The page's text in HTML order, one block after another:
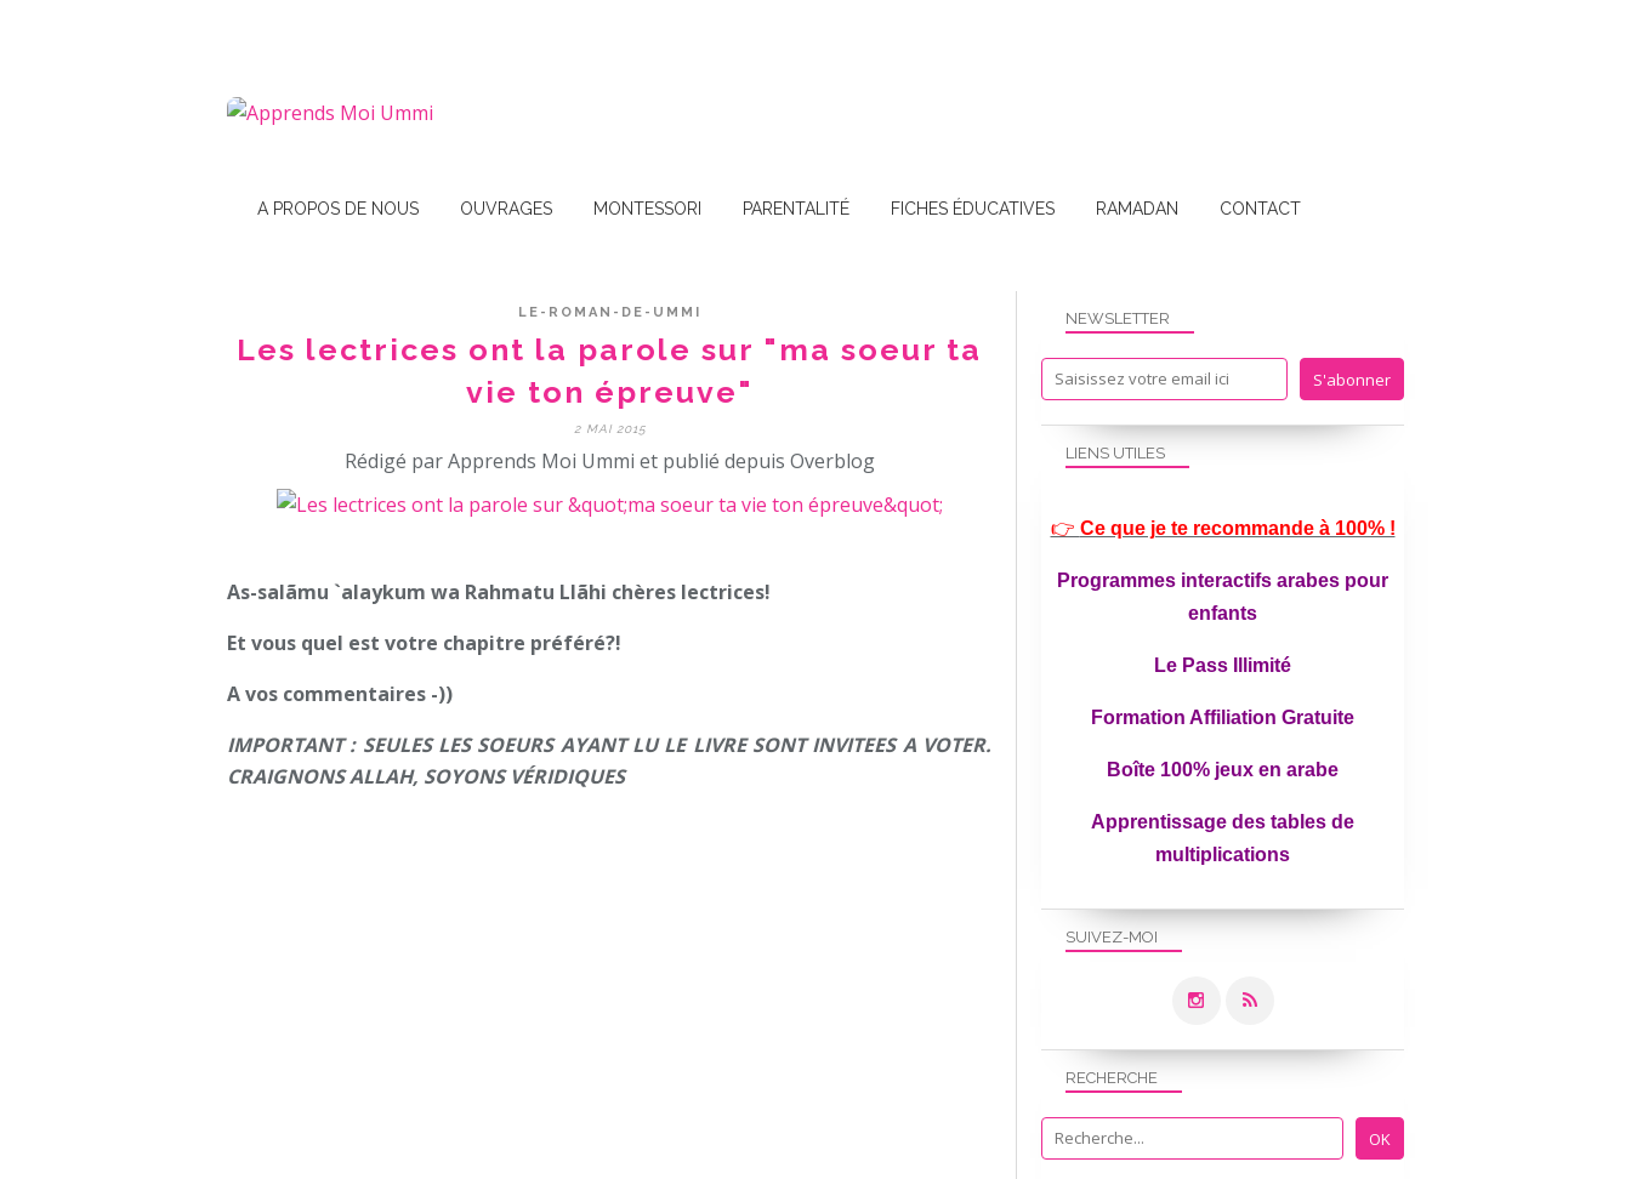
A PROPOS DE NOUS OUVRAGES MONTESSORI PARENTALITÉ FICHES ÉDUCATIVES RAMADAN CONTACT
LE-ROMAN-DE-UMMI
Les lectrices ont la parole sur "ma soeur ta
vie ton épreuve"
2 MAI 2015
Rédigé par Apprends Moi Ummi et publié depuis Overblog
As-salãmu `alaykum wa Rahmatu Llãhi chères lectrices!
Et vous quel est votre chapitre préféré?!
A vos commentaires -))
IMPORTANT : SEULES LES SOEURS AYANT LU LE LIVRE SONT INVITEES A VOTER.
CRAIGNONS ALLAH, SOYONS VÉRIDIQUES
NEWSLETTER
SUIVEZ-MOI
RECHERCHE
LIENS UTILES
👉 Ce que je te recommande à 100% !
Programmes interactifs arabes pour
enfants
Le Pass Illimité
Formation Affiliation Gratuite
Boîte 100% jeux en arabe
Apprentissage des tables de
multiplications